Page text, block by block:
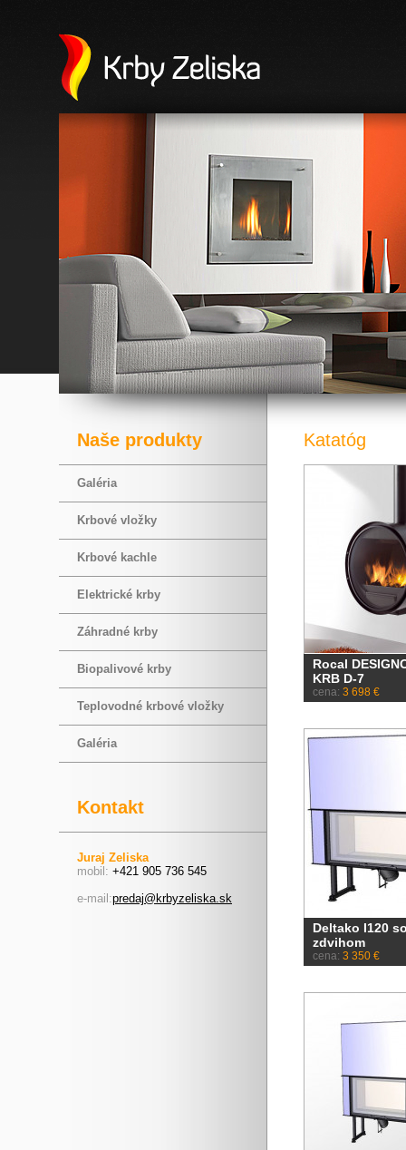
Naše produkty
Galéria
Krbové vložky
Krbové kachle
Elektrické krby
Záhradné krby
Biopalivové krby
Teplovodné krbové vložky
Galéria
Kontakt
Juraj Zeliska
mobil: +421 905 736 545
e-mail:predaj@krbyzeliska.sk
Katatóg
Rocal
KRB D-7
cena: 3 698 €
Deltako I120
zdvihom
cena: 3 350 €